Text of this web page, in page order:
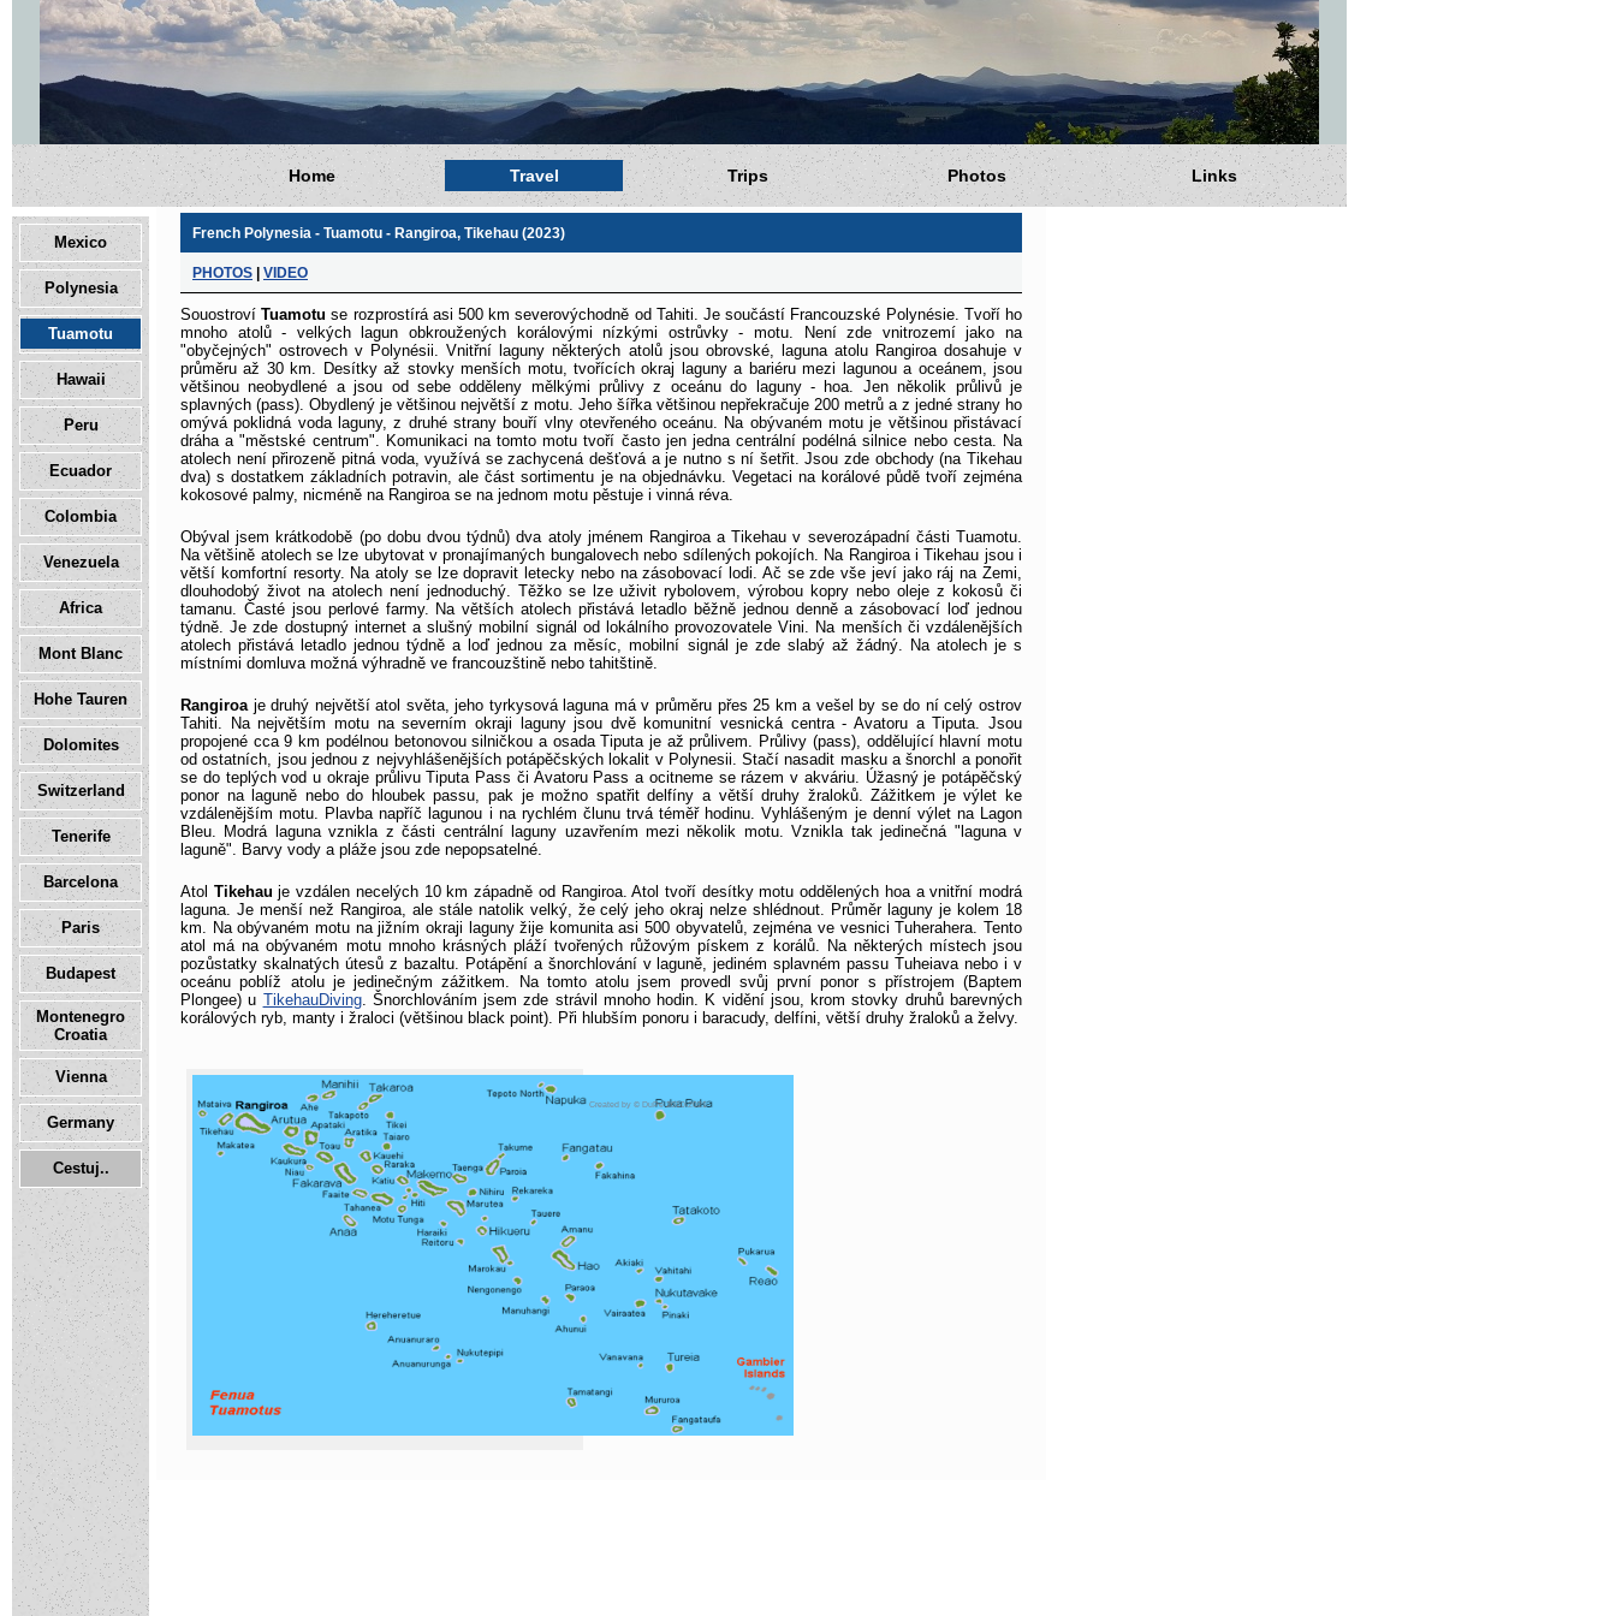
Home Travel Trips Photos Links
Mexico
Polynesia
Tuamotu
Hawaii
Peru
Ecuador
Colombia
Venezuela
Africa
Mont Blanc
Hohe Tauren
Dolomites
Switzerland
Tenerife
Barcelona
Paris
Budapest
Montenegro
Croatia
Vienna
Germany
Cestuj..
French Polynesia - Tuamotu - Rangiroa, Tikehau (2023)
PHOTOS | VIDEO
SouostrovíTuamotu se rozprostírá asi 500 km severovýchodně od Tahiti. Je součástí Francouzské Polynésie. Tvoří ho
mnoho atolů - velkých lagun obkroužených korálovými nízkými ostrůvky - motu. Není zde vnitrozemí jako na
"obyčejných" ostrovech v Polynésii. Vnitřní laguny některých atolů jsou obrovské, laguna atolu Rangiroa dosahuje v
průměru až 30 km. Desítky až stovky menších motu, tvořících okraj laguny a bariéru mezi lagunou a oceánem, jsou
většinou neobydlené a jsou od sebe odděleny mělkými průlivy z oceánu do laguny - hoa. Jen několik průlivů je
splavných (pass). Obydlený je většinou největší z motu. Jeho šířka většinou nepřekračuje 200 metrů a z jedné strany ho
omývá poklidná voda laguny, z druhé strany bouří vlny otevřeného oceánu. Na obývaném motu je většinou přistávací
dráha a "městské centrum". Komunikaci na tomto motu tvoří často jen jedna centrální podélná silnice nebo cesta. Na
atolech není přirozeně pitná voda, využívá se zachycená dešťová a je nutno s ní šetřit. Jsou zde obchody (na Tikehau
dva) s dostatkem základních potravin, ale část sortimentu je na objednávku. Vegetaci na korálové půdě tvoří zejména
kokosové palmy, nicméně na Rangiroa se na jednom motu pěstuje i vinná réva.
Obýval jsem krátkodobě (po dobu dvou týdnů) dva atoly jménem Rangiroa a Tikehau v severozápadní části Tuamotu.
Na většině atolech se lze ubytovat v pronajímaných bungalovech nebo sdílených pokojích. Na Rangiroa i Tikehau jsou i
větší komfortní resorty. Na atoly se lze dopravit letecky nebo na zásobovací lodi. Ač se zde vše jeví jako ráj na Zemi,
dlouhodobý život na atolech není jednoduchý. Těžko se lze uživit rybolovem, výrobou kopry nebo oleje z kokosů či
tamanu. Časté jsou perlové farmy. Na větších atolech přistává letadlo běžně jednou denně a zásobovací loď jednou
týdně. Je zde dostupný internet a slušný mobilní signál od lokálního provozovatele Vini. Na menších či vzdálenějších
atolech přistává letadlo jednou týdně a loď jednou za měsíc, mobilní signál je zde slabý až žádný. Na atolech je s
místními domluva možná výhradně ve francouzštině nebo tahitštině.
Rangiroaje druhý největší atol světa, jeho tyrkysová laguna má v průměru přes 25 km a vešel by se do ní celý ostrov
Tahiti. Na největším motu na severním okraji laguny jsou dvě komunitní vesnická centra - Avatoru a Tiputa. Jsou
propojené cca 9 km podélnou betonovou silničkou a osada Tiputa je až průlivem. Průlivy (pass), oddělující hlavní motu
od ostatních, jsou jednou z nejvyhlášenějších potápěčských lokalit v Polynesii. Stačí nasadit masku a šnorchl a ponořit
se do teplých vod u okraje průlivu Tiputa Pass či Avatoru Pass a ocitneme se rázem v akváriu. Úžasný je potápěčský
ponor na laguně nebo do hloubek passu, pak je možno spatřit delfíny a větší druhy žraloků. Zážitkem je výlet ke
vzdálenějším motu. Plavba napříč lagunou i na rychlém člunu trvá téměř hodinu. Vyhlášeným je denní výlet na Lagon
Bleu. Modrá laguna vznikla z části centrální laguny uzavřením mezi několik motu. Vznikla tak jedinečná "laguna v
laguně". Barvy vody a pláže jsou zde nepopsatelné.
Atol Tikehau je vzdálen necelých 10 km západně od Rangiroa. Atol tvoří desítky motu oddělených hoa a vnitřní modrá
laguna. Je menší než Rangiroa, ale stále natolik velký, že celý jeho okraj nelze shlédnout. Průměr laguny je kolem 18
km. Na obývaném motu na jižním okraji laguny žije komunita asi 500 obyvatelů, zejména ve vesnici Tuherahera. Tento
atol má na obývaném motu mnoho krásných pláží tvořených růžovým pískem z korálů. Na některých místech jsou
pozůstatky skalnatých útesů z bazaltu. Potápění a šnorchlování v laguně, jediném splavném passu Tuheiava nebo i v
oceánu poblíž atolu je jedinečným zážitkem. Na tomto atolu jsem provedl svůj první ponor s přístrojem (Baptem
Plongee) u TikehauDiving. Šnorchlováním jsem zde strávil mnoho hodin. K vidění jsou, krom stovky druhů barevných
korálových ryb, manty i žraloci (většinou black point). Při hlubším ponoru i baracudy, delfíni, větší druhy žraloků a želvy.
Created by © DuPe 2010-2021